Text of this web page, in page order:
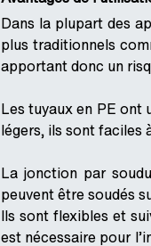
Dans la plupart des
plus traditionnels
apportant donc un
Les tuyaux en PE ont
légers, ils sont faciles
La jonction par
peuvent être soudés
Ils sont flexibles et
est nécessaire pour